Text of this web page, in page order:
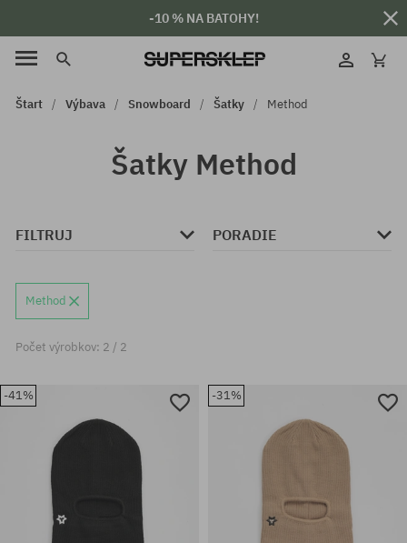
-10 % NA BATOHY!
Štart Výbava Snowboard Šatky Method
Šatky Method
FILTRUJ PORADIE
Method
Počet výrobkov: 2 / 2
-41% -31%